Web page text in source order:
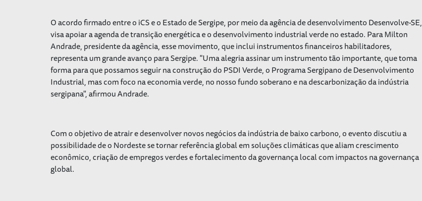
O acordo firmado entre o iCS e o Estado de Sergipe, por meio da agência de desenvolvimento Desenvolve-SE,
visa apoiar a agenda de transição energética e o desenvolvimento industrial verde no estado. Para Milton
Andrade, presidente da agência, esse movimento, que inclui instrumentos financeiros habilitadores,
representa um grande avanço para Sergipe. "Uma alegria assinar um instrumento tão importante, que toma
forma para que possamos seguir na construção do PSDI Verde, o Programa Sergipano de Desenvolvimento
Industrial, mas com foco na economia verde, no nosso fundo soberano e na descarbonização da indústria
sergipana", afirmou Andrade.
Com o objetivo de atrair e desenvolver novos negócios da indústria de baixo carbono, o evento discutiu a
possibilidade de o Nordeste se tornar referência global em soluções climáticas que aliam crescimento
econômico, criação de empregos verdes e fortalecimento da governança local com impactos na governança
global.